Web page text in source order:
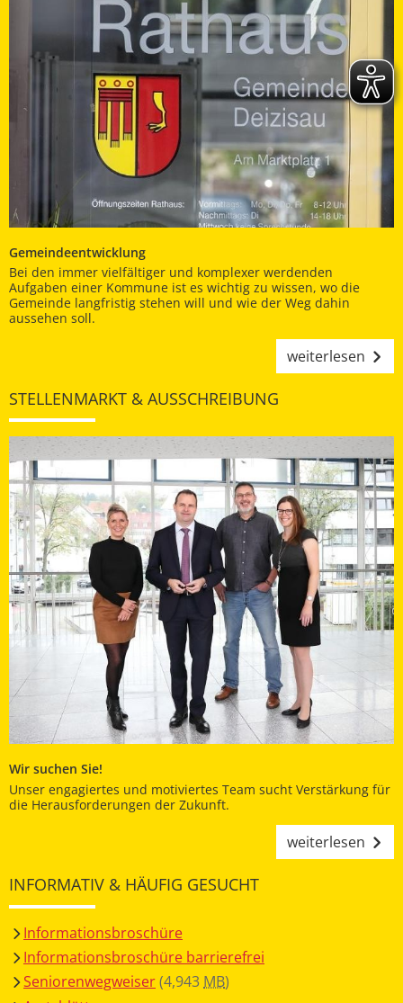
Gemeindeentwicklung
Bei den immer vielfältiger und komplexer werdenden
Aufgaben einer Kommune ist es wichtig zu wissen, wo die
Gemeinde langfristig stehen will und wie der Weg dahin
aussehen soll.
weiterlesen
STELLENMARKT & AUSSCHREIBUNG
Wir suchen Sie!
Unser engagiertes und motiviertes Team sucht Verstärkung für
die Herausforderungen der Zukunft.
weiterlesen
INFORMATIV & HÄUFIG GESUCHT
Informationsbroschüre
Informationsbroschüre barrierefrei
Seniorenwegweiser(4,943MB)